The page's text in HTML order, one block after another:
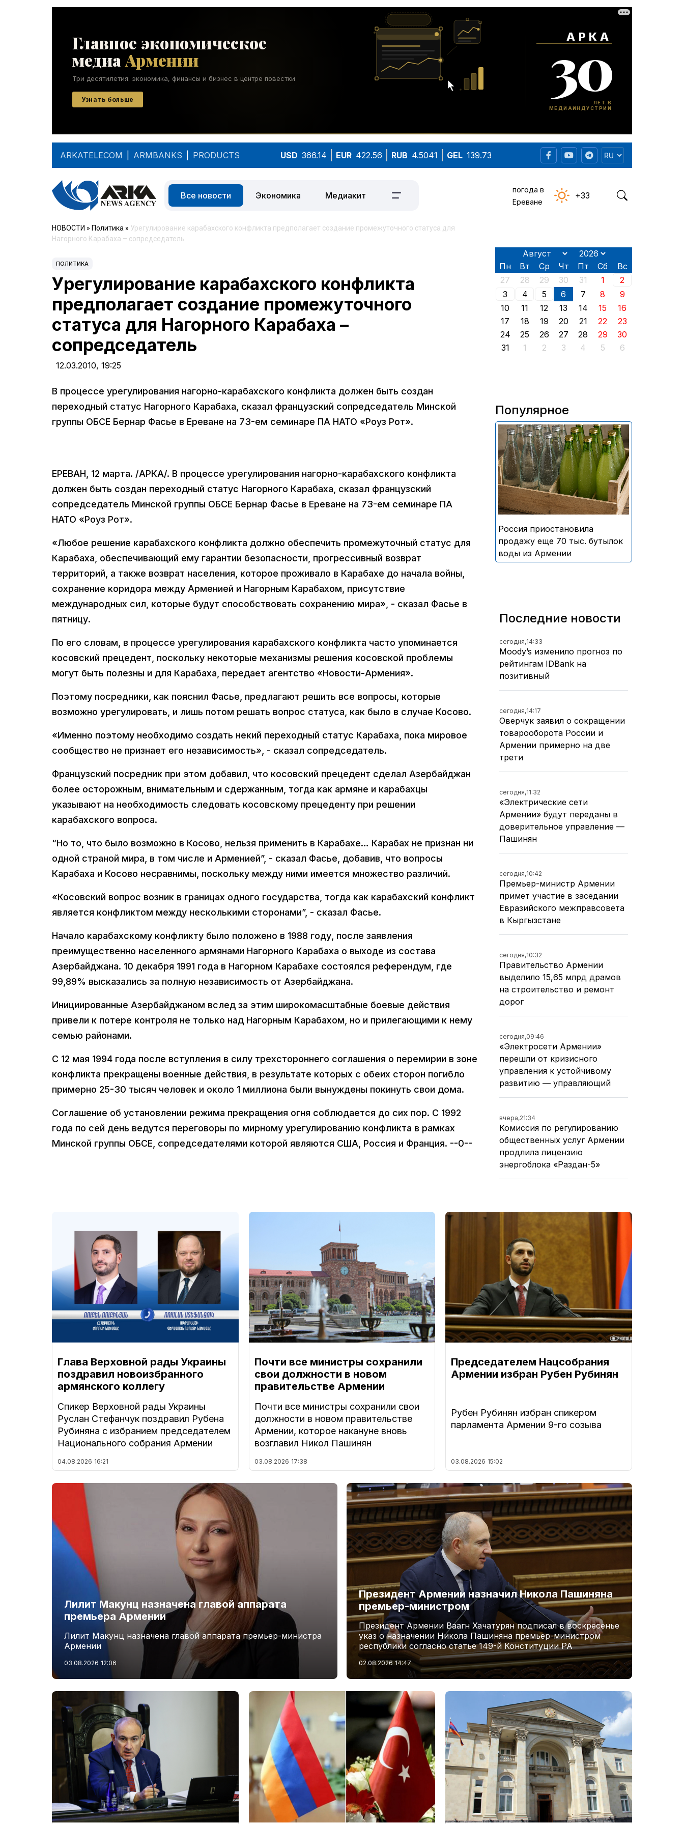
ARKATELECOM ARMBANKS PRODUCTS USD 366.14 EUR 422.56 RUB 4.5041 GEL 139.73
Все новости Экономика Медиакит
погода в
Ереване
+33
НОВОСТИ » Политика » Урегулирование карабахского конфликта предполагает создание промежуточного статуса для
Нагорного Карабаха – сопредседатель
ПОЛИТИКА
Урегулирование карабахского конфликта
предполагает создание промежуточного
статуса для Нагорного Карабаха –
сопредседатель
12.03.2010, 19:25
В процессе урегулирования нагорно-карабахского конфликта должен быть создан
переходный статус Нагорного Карабаха, сказал французский сопредседатель Минской
группы ОБСЕ Бернар Фасье в Ереване на 73-ем семинаре ПА НАТО «Роуз Рот».
ЕРЕВАН, 12 марта. /АРКА/. В процессе урегулирования нагорно-карабахского конфликта
должен быть создан переходный статус Нагорного Карабаха, сказал французский
сопредседатель Минской группы ОБСЕ Бернар Фасье в Ереване на 73-ем семинаре ПА
НАТО «Роуз Рот».
«Любое решение карабахского конфликта должно обеспечить промежуточный статус для
Карабаха, обеспечивающий ему гарантии безопасности, прогрессивный возврат
территорий, а также возврат населения, которое проживало в Карабахе до начала войны,
сохранение коридора между Арменией и Нагорным Карабахом, присутствие
международных сил, которые будут способствовать сохранению мира», - сказал Фасье в
пятницу.
По его словам, в процессе урегулирования карабахского конфликта часто упоминается
косовский прецедент, поскольку некоторые механизмы решения косовской проблемы
могут быть полезны и для Карабаха, передает агентство «Новости-Армения».
Поэтому посредники, как пояснил Фасье, предлагают решить все вопросы, которые
возможно урегулировать, и лишь потом решать вопрос статуса, как было в случае Косово.
«Именно поэтому необходимо создать некий переходный статус Карабаха, пока мировое
сообщество не признает его независимость», - сказал сопредседатель.
Французский посредник при этом добавил, что косовский прецедент сделал Азербайджан
более осторожным, внимательным и сдержанным, тогда как армяне и карабахцы
указывают на необходимость следовать косовскому прецеденту при решении
карабахского вопроса.
“Но то, что было возможно в Косово, нельзя применить в Карабахе… Карабах не признан ни
одной страной мира, в том числе и Арменией”, - сказал Фасье, добавив, что вопросы
Карабаха и Косово несравнимы, поскольку между ними имеется множество различий.
«Косовский вопрос возник в границах одного государства, тогда как карабахский конфликт
является конфликтом между несколькими сторонами”, - сказал Фасье.
Начало карабахскому конфликту было положено в 1988 году, после заявления
преимущественно населенного армянами Нагорного Карабаха о выходе из состава
Азербайджана. 10 декабря 1991 года в Нагорном Карабахе состоялся референдум, где
99,89% высказались за полную независимость от Азербайджана.
Инициированные Азербайджаном вслед за этим широкомасштабные боевые действия
привели к потере контроля не только над Нагорным Карабахом, но и прилегающими к нему
семью районами.
С 12 мая 1994 года после вступления в силу трехстороннего соглашения о перемирии в зоне
конфликта прекращены военные действия, в результате которых с обеих сторон погибло
примерно 25-30 тысяч человек и около 1 миллиона были вынуждены покинуть свои дома.
Соглашение об установлении режима прекращения огня соблюдается до сих пор. С 1992
года по сей день ведутся переговоры по мирному урегулированию конфликта в рамках
Минской группы ОБСЕ, сопредседателями которой являются США, Россия и Франция. --0--
Пн Вт Ср Чт Пт Сб
Вс
27
28 29 30 31 1
2
3
4 5 6 7 8
9
10
11 12 13 14 15
16
17
18 19 20 21 22
23
24
25 26 27 28 29
30
31
1 2 3 4 5 6
Популярное
В России приостановили
продажу более 70 тыс.
бутылок питьевой воды и
безалкогольных напитков
армянского производства
Россия приостановила
продажу еще 70 тыс. бутылок
воды из Армении
Последние новости
сегодня,14:33
Moody’s изменило прогноз по
рейтингам IDBank на
позитивный
сегодня,14:17
Оверчук заявил о сокращении
товарооборота России и
Армении примерно на две
трети
сегодня,11:32
«Электрические сети
Армении» будут переданы в
доверительное управление —
Пашинян
сегодня,10:42
Премьер-министр Армении
примет участие в заседании
Евразийского межправсовета
в Кыргызстане
сегодня,10:32
Правительство Армении
выделило 15,65 млрд драмов
на строительство и ремонт
дорог
сегодня,09:46
«Электросети Армении»
перешли от кризисного
управления к устойчивому
развитию — управляющий
вчера,21:34
Комиссия по регулированию
общественных услуг Армении
продлила лицензию
энергоблока «Раздан-5»
Глава Верховной рады Украины
поздравил новоизбранного
армянского коллегу
Спикер Верховной рады Украины
Руслан Стефанчук поздравил Рубена
Рубиняна с избранием председателем
Национального собрания Армении
04.08.2026 16:21
Почти все министры сохранили
свои должности в новом
правительстве Армении
Почти все министры сохранили свои
должности в новом правительстве
Армении, которое накануне вновь
возглавил Никол Пашинян
03.08.2026 17:38
Председателем Нацсобрания
Армении избран Рубен Рубинян
Рубен Рубинян избран спикером
парламента Армении 9-го созыва
03.08.2026 15:02
Лилит Макунц назначена главой аппарата
премьера Армении
Лилит Макунц назначена главой аппарата премьер-министра
Армении
03.08.2026 12:06
Президент Армении назначил Никола Пашиняна
премьер-министром
Президент Армении Ваагн Хачатурян подписал в воскресенье
указ о назначении Никола Пашиняна премьер-министром
республики согласно статье 149-й Конституции РА
02.08.2026 14:47